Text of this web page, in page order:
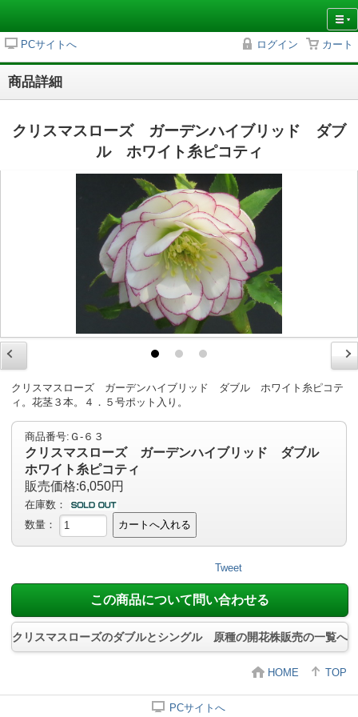
PCサイトへ ログイン カート
商品詳細
クリスマスローズ ガーデンハイブリッド ダブ
ル ホワイト糸ピコティ
クリスマスローズ ガーデンハイブリッド ダブル ホワイト糸ピコテ
ィ。花茎３本。４．５号ポット入り。
商品番号:Ｇ-６３
クリスマスローズ ガーデンハイブリッド ダブル
ホワイト糸ピコティ
販売価格:6,050円
在庫数：
数量：
カートへ入れる
Tweet
この商品について問い合わせる
クリスマスローズのダブルとシングル 原種の開花株販売の一覧へ
HOME TOP
PCサイトへ